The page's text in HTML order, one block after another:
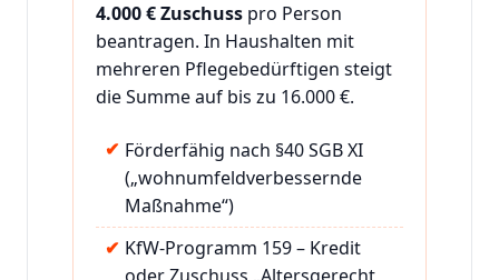
4.000 € Zuschuss pro Person
beantragen. In Haushalten mit
mehreren Pflegebedürftigen steigt
die Summe auf bis zu 16.000 €.
Förderfähig nach §40 SGB XI
(„wohnumfeldverbessernde
Maßnahme“)
KfW-Programm 159 – Kredit